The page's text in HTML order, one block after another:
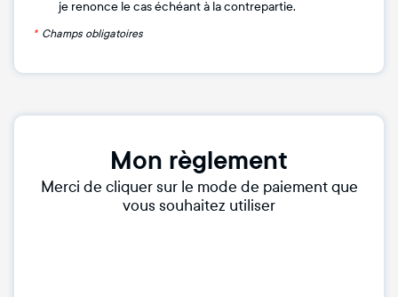
je renonce le cas échéant à la contrepartie.
* Champs obligatoires
Mon règlement
Merci de cliquer sur le mode de paiement que
vous souhaitez utiliser